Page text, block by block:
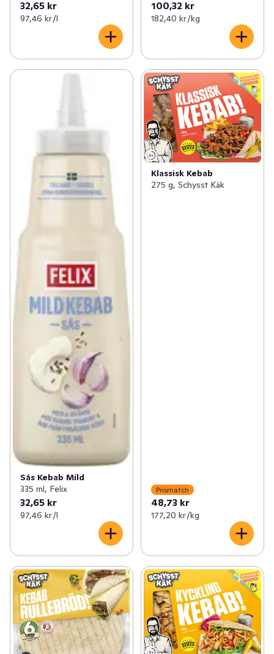
32,65 kr
97,46 kr /l
100,32 kr
182,40 kr /kg
Sås Kebab Mild
335 ml, Felix
32,65 kr
97,46 kr /l
Klassisk Kebab
275 g, Schysst Käk
Prismatch
48,73 kr
177,20 kr /kg